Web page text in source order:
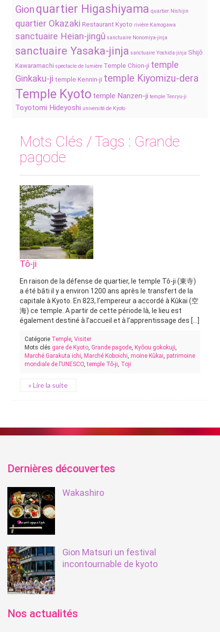
Gion quartier Higashiyama quartier Nishijin
quartier Okazaki Restaurant Kyoto rivière Kamogawa
sanctuaire Heian-jingû sanctuaire Nonomiya-jinja
sanctuaire Yasaka-jinja sanctuaire Yoshida-jinja Shijô
Kawaramachi spectacle de lumière Temple Chion-ji temple
Ginkaku-ji temple Kennin-ji temple Kiyomizu-dera
Temple Kyoto temple Nanzen-ji temple Tenryu-ji
Toyotomi Hideyoshi université de Kyoto
Mots Clés / Tags : Grande
pagode
Tô-ji
En raison de la défense de quartier, le temple Tô-ji (東寺)
a été bâti il y a environ 1200 ans après le transfert de la
capitale à Kyoto. En 823, l’empereur a accordé à Kûkai (空
海) ce temple. A partir de cette période là, le lieu est
également destiné à l’accueil et à l’apprentissage des [...]
Catégorie Temple, Visiter
Mots clés gare de Kyoto, Grande pagode, Kyôou gokokuji,
Marché Garakuta ichi, Marché Koboichi, moine Kûkai, patrimoine
mondiale de l’UNESCO,temple Tô-ji, Toji
» Lire la suite
Dernières découvertes
Wakashiro
Gion Matsuri un festival
incontournable de kyoto
Nos actualités